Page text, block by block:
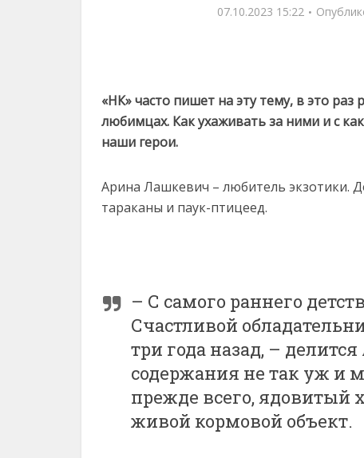
07.10.2023 15:22
«НК» часто пишет на эту тему, в это
любимцах. Как ухаживать за ними и с
наши герои.
Арина Лашкевич – любитель экзотики.
тараканы и паук-птицеед.
– С самого раннего
Счастливой
три года назад, –
содержания не так уж и
прежде всего, ядовитый
живой кормовой объект.